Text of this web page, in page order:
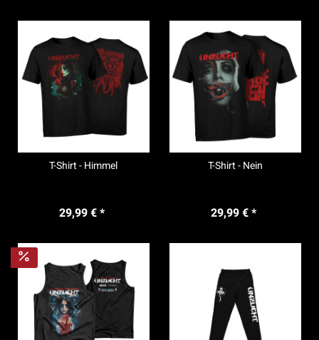
T-Shirt - Himmel
29,99 € *
T-Shirt - Nein
29,99 € *